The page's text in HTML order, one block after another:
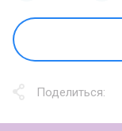
Поделиться: